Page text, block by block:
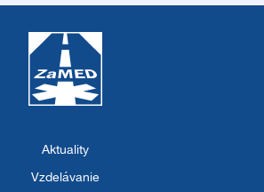
Aktuality
Vzdelávanie